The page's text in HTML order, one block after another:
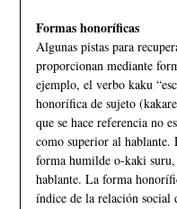
Formas honoríficas
Algunas pistas para
proporcionan mediante
ejemplo, el verbo kaku
honorífica de sujeto
que se hace referencia no
como superior al
forma humilde o-kaki suru,
hablante. La forma
índice de la relación social